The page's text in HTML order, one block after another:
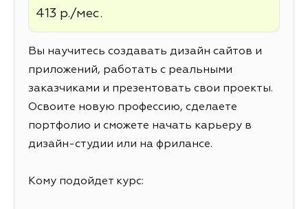
413 р./мес.
Вы научитесь создавать дизайн сайтов и
приложений, работать с реальными
заказчиками и презентовать свои проекты.
Освоите новую профессию, сделаете
портфолио и сможете начать карьеру в
дизайн-студии или на фрилансе.
Кому подойдет курс: